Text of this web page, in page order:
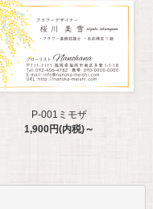
P-001ミモザ
1,900円(内税)～